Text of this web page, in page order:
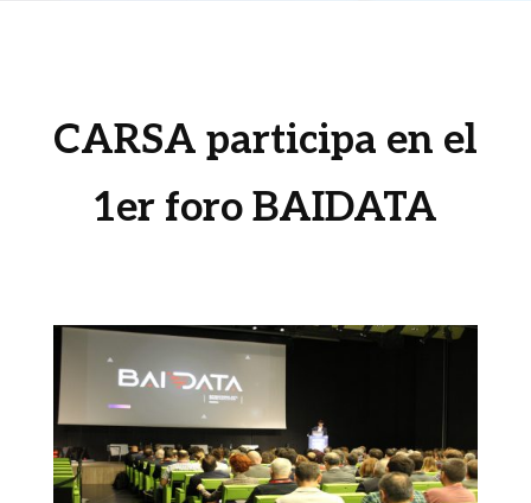
CARSA participa en el
1er foro BAIDATA